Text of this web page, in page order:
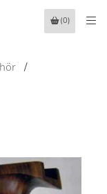
(0)
/